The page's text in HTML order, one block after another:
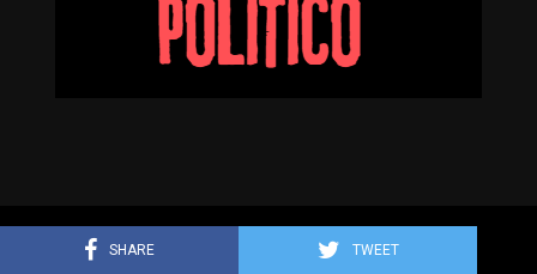
SHARE TWEET
Resumen Político © Todos los derechos reservados.